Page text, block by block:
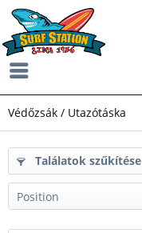
Védőzsák / Utazótáska
Találatok szűkítése